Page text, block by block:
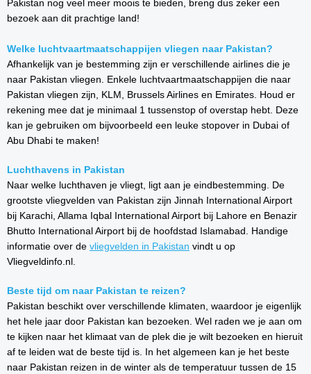
Pakistan nog veel meer moois te bieden, breng dus zeker een
bezoek aan dit prachtige land!
Welke luchtvaartmaatschappijen vliegen naar Pakistan?
Afhankelijk van je bestemming zijn er verschillende airlines die je
naar Pakistan vliegen. Enkele luchtvaartmaatschappijen die naar
Pakistan vliegen zijn, KLM, Brussels Airlines en Emirates. Houd er
rekening mee dat je minimaal 1 tussenstop of overstap hebt. Deze
kan je gebruiken om bijvoorbeeld een leuke stopover in Dubai of
Abu Dhabi te maken!
Luchthavens in Pakistan
Naar welke luchthaven je vliegt, ligt aan je eindbestemming. De
grootste vliegvelden van Pakistan zijn Jinnah International Airport
bij Karachi, Allama Iqbal International Airport bij Lahore en Benazir
Bhutto International Airport bij de hoofdstad Islamabad. Handige
informatie over de vliegvelden in Pakistan vindt u op
Vliegveldinfo.nl.
Beste tijd om naar Pakistan te reizen?
Pakistan beschikt over verschillende klimaten, waardoor je eigenlijk
het hele jaar door Pakistan kan bezoeken. Wel raden we je aan om
te kijken naar het klimaat van de plek die je wilt bezoeken en hieruit
af te leiden wat de beste tijd is. In het algemeen kan je het beste
naar Pakistan reizen in de winter als de temperatuur tussen de 15